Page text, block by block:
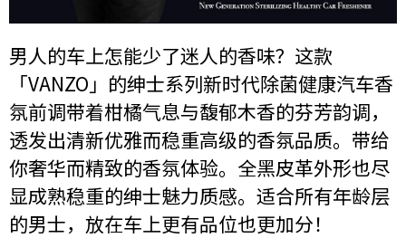
男人的车上怎能少了迷人的香味？这款
「VANZO」的绅士系列新时代除菌健康汽车香
氛前调带着柑橘气息与馥郁木香的芬芳韵调，
透发出清新优雅而稳重高级的香氛品质。带给
你奢华而精致的香氛体验。全黑皮革外形也尽
显成熟稳重的绅士魅力质感。适合所有年龄层
的男士，放在车上更有品位也更加分！